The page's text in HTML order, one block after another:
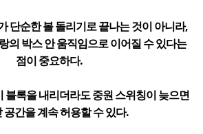
단순한 볼 돌리기로 끝나는 것이 아니라,
의 박스 안 움직임으로 이어질 수 있다는
점이 중요하다.
블록을 내리더라도 중원 스위칭이 늦으면
공간을 계속 허용할 수 있다.